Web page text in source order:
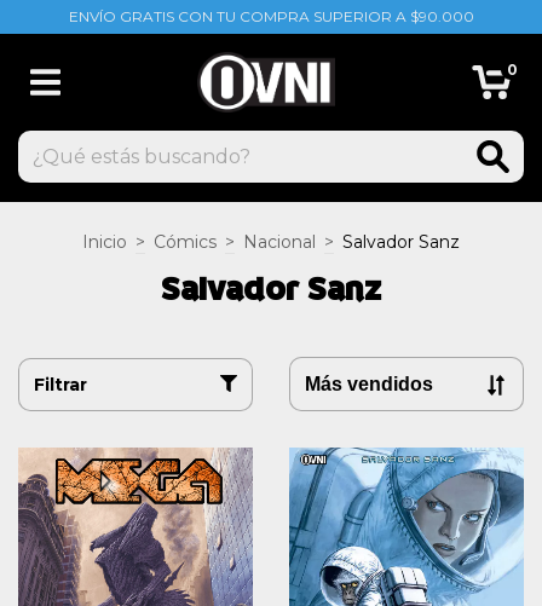
ENVÍO GRATIS CON TU COMPRA SUPERIOR A $90.000
0
Inicio > Cómics > Nacional > Salvador Sanz
Salvador Sanz
Filtrar